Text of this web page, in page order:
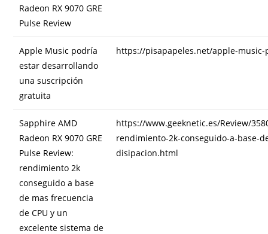
Radeon RX 9070 GRE
Pulse Review
Apple Music podría
estar desarrollando
una suscripción
gratuita
https://pisapapeles.net/apple-
Sapphire AMD
Radeon RX 9070 GRE
Pulse Review:
rendimiento 2k
conseguido a base
de mas frecuencia
de CPU y un
excelente sistema de
https://www.geeknetic.es/Review/
rendimiento-2k-conseguido-a-base-
disipacion.html